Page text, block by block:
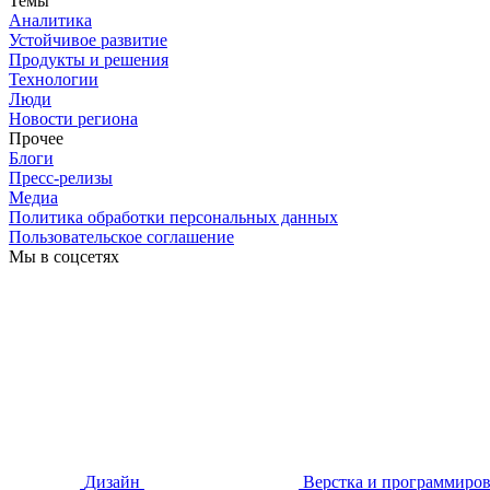
Аналитика
Устойчивое развитие
Продукты и решения
Технологии
Люди
Новости региона
Прочее
Блоги
Пресс-релизы
Медиа
Политика обработки персональных данных
Пользовательское соглашение
Мы в соцсетях
Дизайн Верстка и